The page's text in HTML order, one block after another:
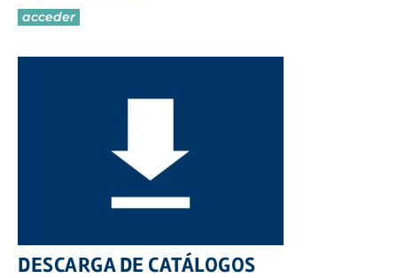
acceder
DESCARGA DE CATÁLOGOS